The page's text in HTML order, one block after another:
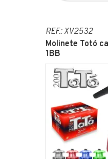
REF.: XV2532
Molinete Totó
1BB